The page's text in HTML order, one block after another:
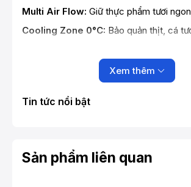
Multi Air Flow: Giữ thực phẩm tươi
Cooling Zone 0°C: Bảo quản thịt, cá
Ngăn lạnh linh hoạt với nhiều ngăn chứa.
Thiết kế đẹp mắt, phù hợp nhiều không
Xem thêm
Tin tức nổi bật
Sản phẩm liên quan